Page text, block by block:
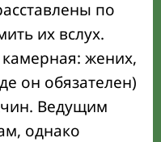
по
их вслух.
жених,
он обязателен)
Ведущим
однако